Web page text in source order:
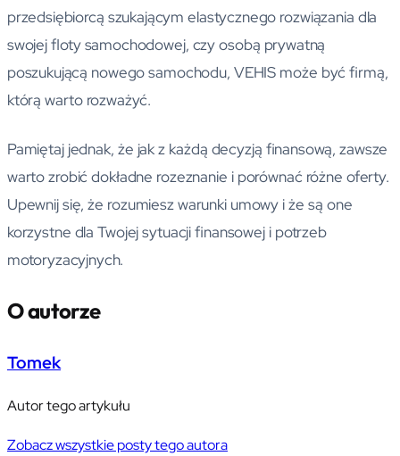
przedsiębiorcą szukającym elastycznego rozwiązania dla
swojej floty samochodowej, czy osobą prywatną
poszukującą nowego samochodu, VEHIS może być firmą,
którą warto rozważyć.
Pamiętaj jednak, że jak z każdą decyzją finansową, zawsze
warto zrobić dokładne rozeznanie i porównać różne oferty.
Upewnij się, że rozumiesz warunki umowy i że są one
korzystne dla Twojej sytuacji finansowej i potrzeb
motoryzacyjnych.
O autorze
Tomek
Autor tego artykułu
Zobacz wszystkie posty tego autora